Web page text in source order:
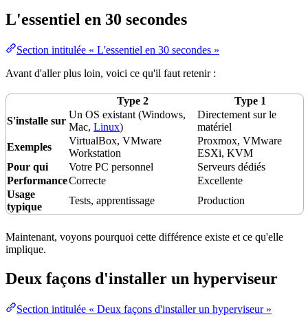
L'essentiel en 30 secondes
Section intitulée « L'essentiel en 30 secondes »
Avant d'aller plus loin, voici ce qu'il faut retenir :
Type 2
Type 1
S'installe sur
Un OS existant (Windows,
Mac, Linux)
Directement sur le
matériel
Exemples
VirtualBox, VMware
Workstation
Proxmox, VMware
ESXi, KVM
Pour qui
Votre PC personnel Serveurs dédiés
PerformanceCorrecte
Excellente
Usage
typique
Tests, apprentissage Production
Maintenant, voyons pourquoi cette différence existe et ce qu'elle
implique.
Deux façons d'installer un hyperviseur
Section intitulée « Deux façons d'installer un hyperviseur »